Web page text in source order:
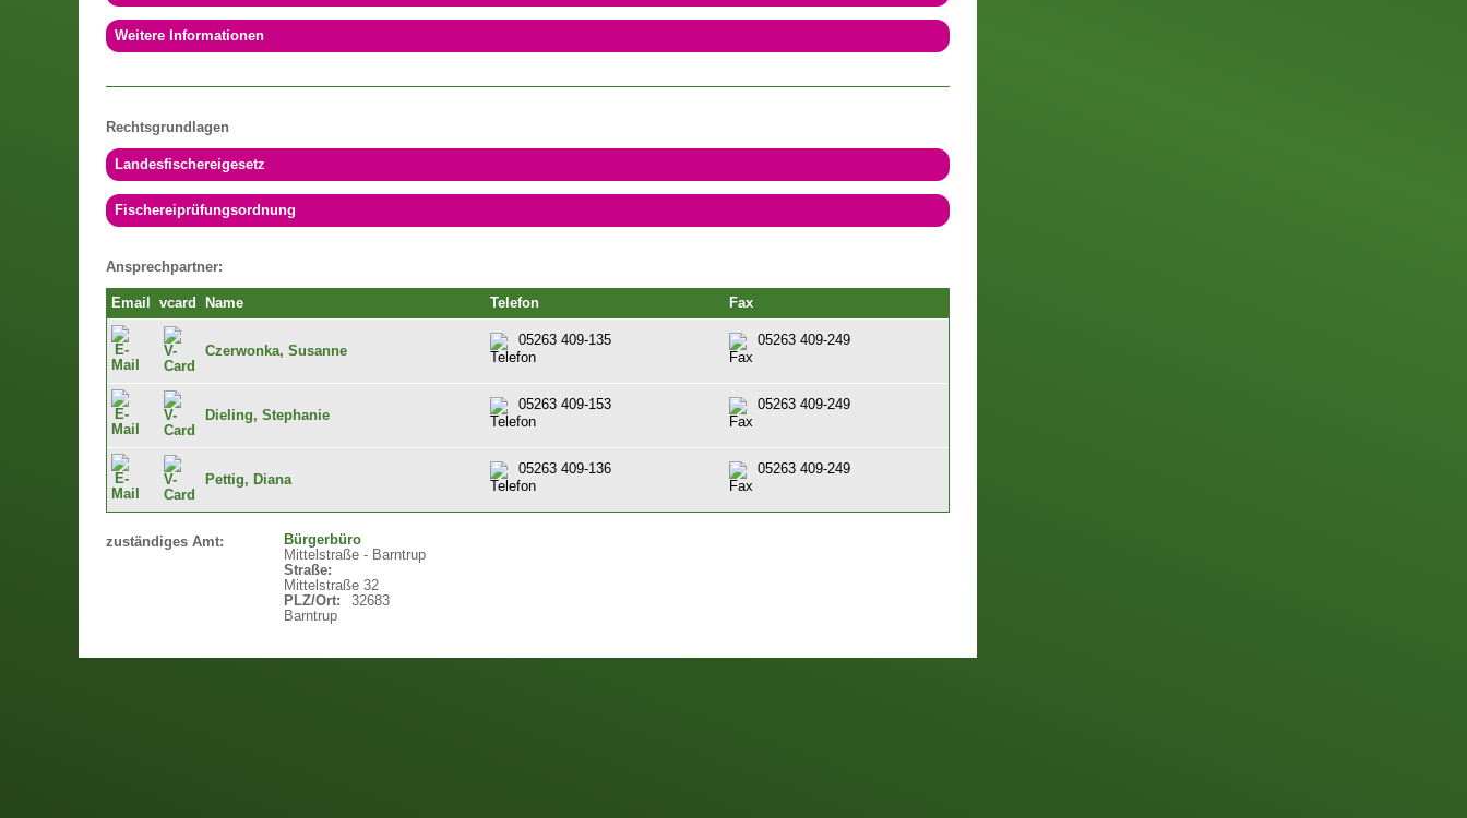
Weitere Informationen
Rechtsgrundlagen
Landesfischereigesetz
Fischereiprüfungsordnung
Ansprechpartner:
Email vcard Name Telefon Fax
Czerwonka, Susanne
05263 409-135 05263 409-249
Dieling, Stephanie
05263 409-153 05263 409-249
Pettig, Diana
05263 409-136 05263 409-249
zuständiges Amt:
Bürgerbüro
Mittelstraße - Barntrup
Straße:
Mittelstraße 32
PLZ/Ort:
32683
Barntrup